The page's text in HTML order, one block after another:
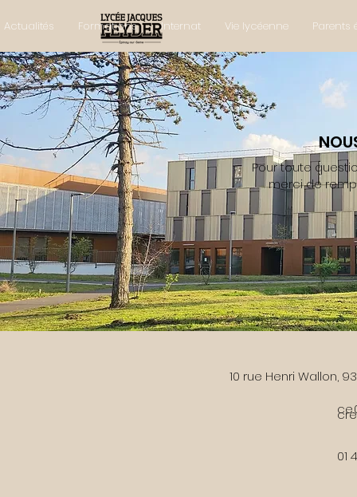
Actualités Formations Internat Vie lycéenne Parents
Pour toute
merci de
10 rue Henri Wallon,
01